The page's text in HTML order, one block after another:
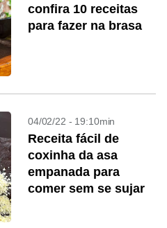
confira 10 receitas
para fazer na brasa
04/02/22 - 19:10min
Receita fácil de
coxinha da asa
empanada para
comer sem se sujar